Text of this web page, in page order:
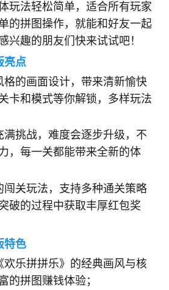
玩法轻松简单，适合所有玩家
的拼图操作，就能和好友一起
兴趣的朋友们快来试试吧！
亮点
格的画面设计，带来清新愉快
卡和模式等你解锁，多样玩法
满挑战，难度会逐步升级，不
，每一关都能带来全新的体
闯关玩法，支持多种通关策略
破的过程中获取丰厚红包奖
特色
欢乐拼拼乐》的经典画风与核
的拼图赚钱体验；